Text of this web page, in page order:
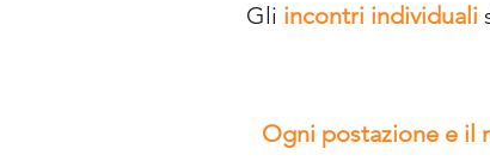
Gli incontri individuali
Ogni postazione e il